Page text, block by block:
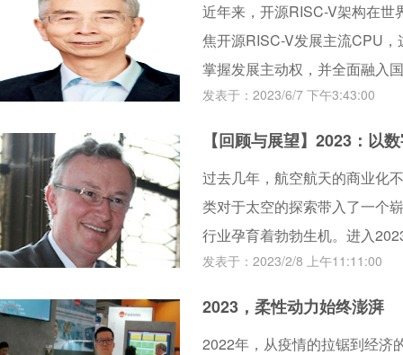
近年来，开源RISC-V架构在
焦开源RISC-V发展主流CPU
掌握发展主动权，并全面融入
发表于：2023/6/7 下午3:43:00
【回顾与展望】2023：以
过去几年，航空航天的商业化
类对于太空的探索带入了一个
行业孕育着勃勃生机。进入
先级产生怎样的影响？传统企
发表于：2023/2/8 上午11:11:00
2023，柔性动力始终澎湃
2022年，从疫情的拉锯到经济